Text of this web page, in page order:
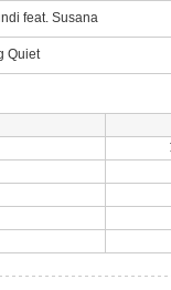
feat. Susana
Quiet